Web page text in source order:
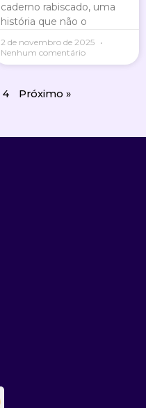
caderno rabiscado, uma
história que não o
2 de novembro de 2025
Nenhum comentário
4 Próximo »